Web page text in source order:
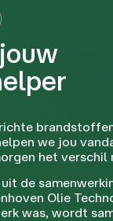
we jou
het verschil
de
Olie
was, wordt